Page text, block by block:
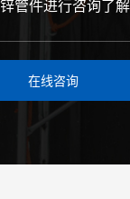
管件进行咨询了解
在线咨询